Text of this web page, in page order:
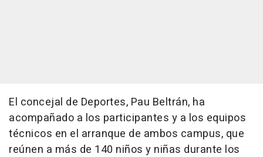
El concejal de Deportes, Pau Beltrán, ha
acompañado a los participantes y a los equipos
técnicos en el arranque de ambos campus, que
reúnen a más de 140 niños y niñas durante los